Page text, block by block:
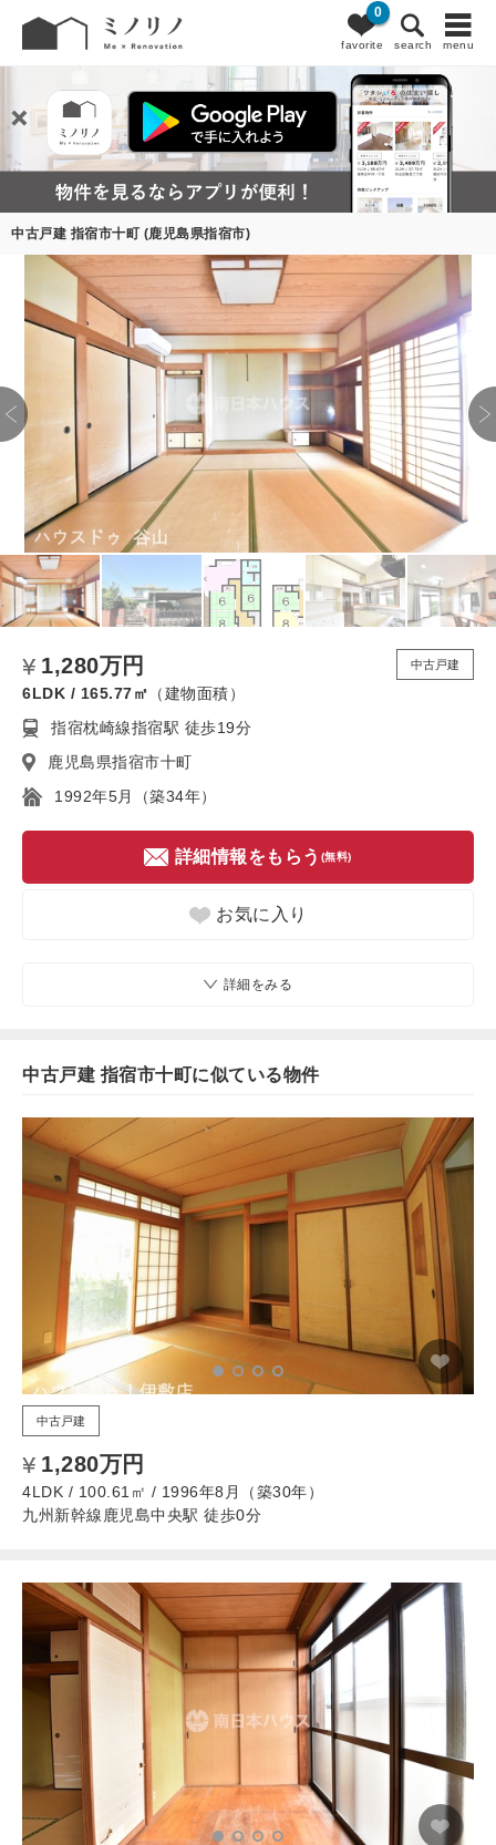
favorite
0
search menu
中古戸建 指宿市十町 (鹿児島県指宿市)
1,280万円
6LDK / 165.77㎡ （建物面積）
中古戸建
指宿枕崎線指宿駅 徒歩19分
鹿児島県指宿市十町
1992年5月（築34年）
詳細情報をもらう (無料)
お気に入り
詳細をみる
中古戸建 指宿市十町に似ている物件
中古戸建
1,280万円
4LDK / 100.61㎡ / 1996年8月（築30年）
九州新幹線鹿児島中央駅 徒歩0分